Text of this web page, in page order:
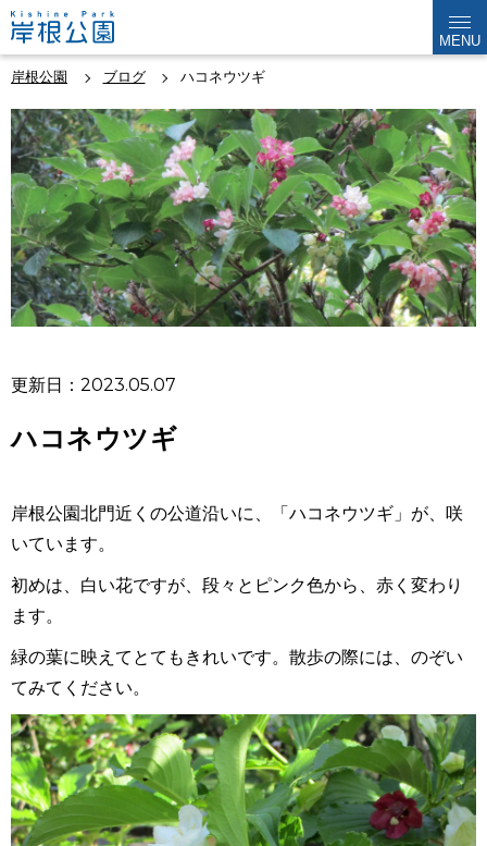
MENU
岸根公園 ブログ ハコネウツギ
更新日：2023.05.07
ハコネウツギ
岸根公園北門近くの公道沿いに、「ハコネウツギ」が、咲
いています。
初めは、白い花ですが、段々とピンク色から、赤く変わり
ます。
緑の葉に映えてとてもきれいです。散歩の際には、のぞい
てみてください。